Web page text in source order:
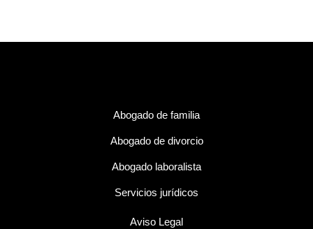
Abogado de familia
Abogado de divorcio
Abogado laboralista
Servicios jurídicos
Aviso Legal